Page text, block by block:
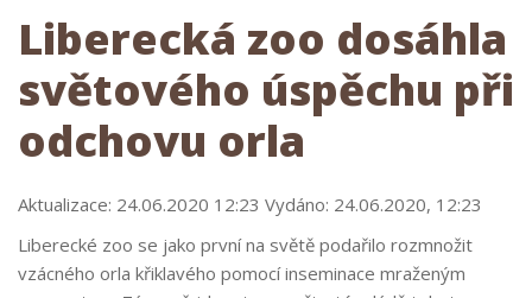
Liberecká zoo dosáhla
světového úspěchu při
odchovu orla
Aktualizace: 24.06.2020 12:23 Vydáno: 24.06.2020, 12:23
Liberecké zoo se jako první na světě podařilo rozmnožit
vzácného orla křiklavého pomocí inseminace mraženým